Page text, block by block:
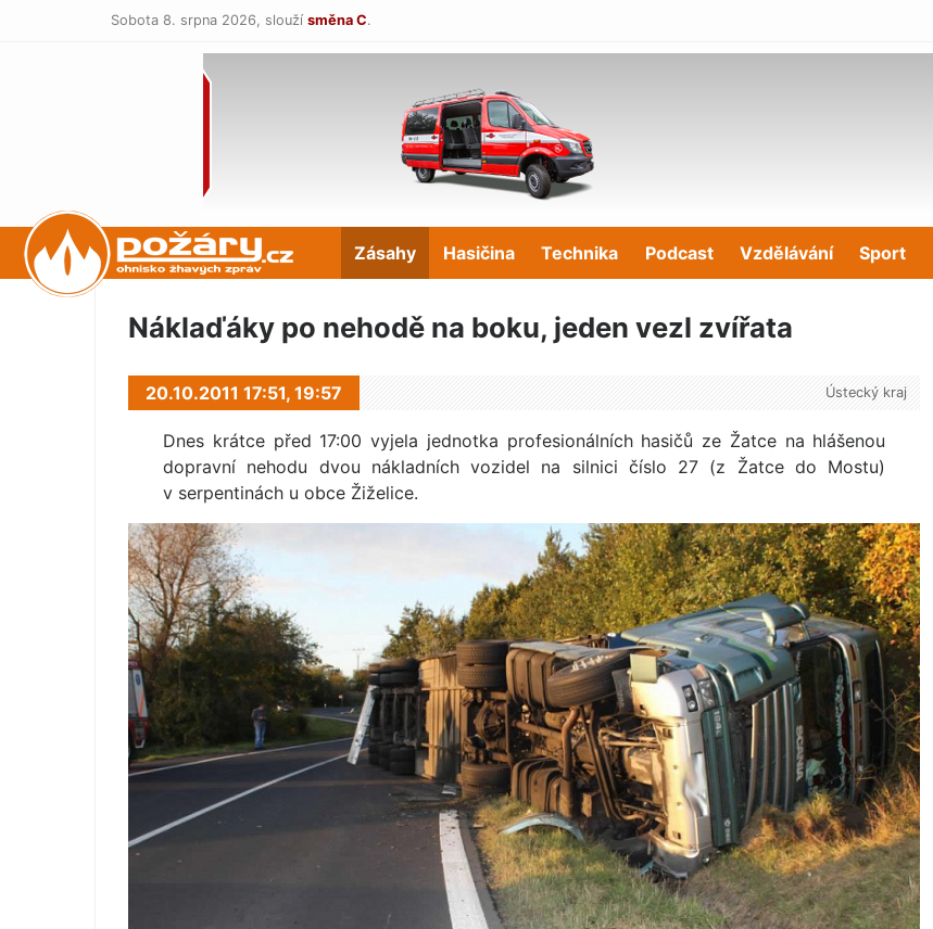
Sobota 8. srpna 2026, slouží směna C.
POŽÁRY.cz Zásahy Hasičina Technika Podcast Vzdělávání Sport
Náklaďáky po nehodě na boku, jeden vezl zvířata
20.10.2011 17:51, 19:57 Ústecký kraj
Dnes krátce před 17:00 vyjela jednotka profesionálních hasičů ze Žatce na hlášenou
dopravní nehodu dvou nákladních vozidel na silnici číslo 27 (z Žatce do Mostu)
v serpentinách u obce Žiželice.